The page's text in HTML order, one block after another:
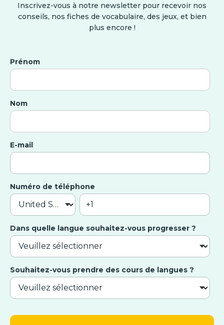
Inscrivez-vous à notre newsletter pour recevoir nos
conseils, nos fiches de vocabulaire, des jeux, et bien
plus encore !
Prénom
Nom
E-mail
Numéro de téléphone
Dans quelle langue souhaitez-vous progresser ?
Souhaitez-vous prendre des cours de langues ?